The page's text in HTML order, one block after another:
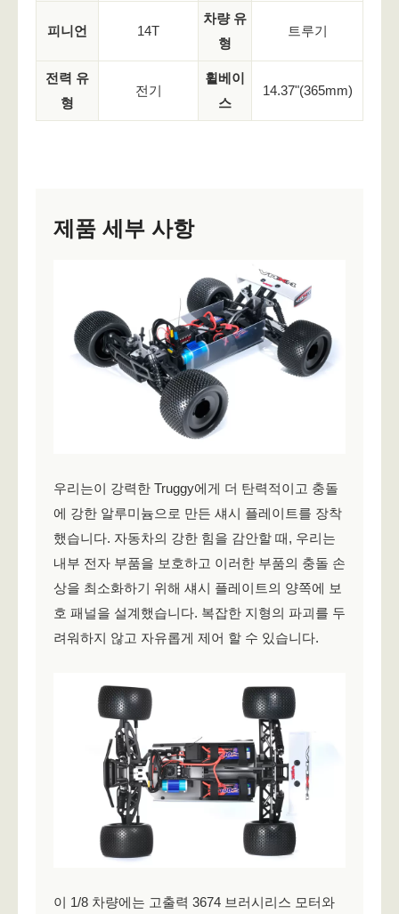
피니언 14T
차량 유
형
트루기
전력 유
형
전기
휠베이
스
14.37"(365mm)
제품 세부 사항
우리는이 강력한 Truggy에게 더 탄력적이고 충돌
에 강한 알루미늄으로 만든 섀시 플레이트를 장착
했습니다. 자동차의 강한 힘을 감안할 때, 우리는
내부 전자 부품을 보호하고 이러한 부품의 충돌 손
상을 최소화하기 위해 섀시 플레이트의 양쪽에 보
호 패널을 설계했습니다. 복잡한 지형의 파괴를 두
려워하지 않고 자유롭게 제어 할 수 있습니다.
이 1/8 차량에는 고출력 3674 브러시리스 모터와